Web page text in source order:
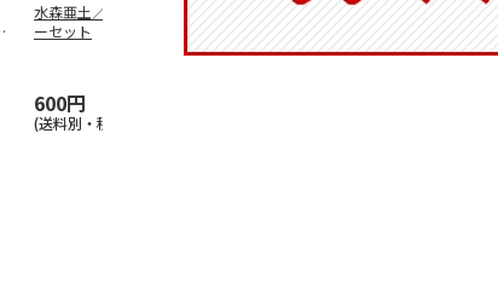
水森亜土／ステッカ
ーセット
600円
(送料別・税込)
リラックマ／マルチ
ケース
ポムポムプリン30th
おもちもちもちマス
コット